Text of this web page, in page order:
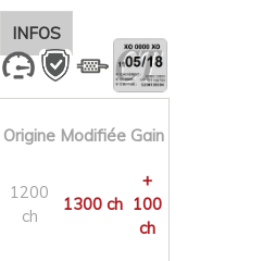
INFOS
Origine Modifiée Gain
1200
ch
1300 ch
+
100
ch